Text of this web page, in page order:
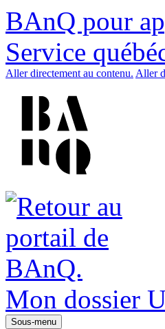
BAnQ pour
Service
Aller directement au contenu. Aller
Mon dossier
Sous-menu